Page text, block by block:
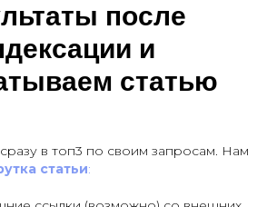
после
и
статью
сразу в топ3 по своим запросам. Нам
статьи: